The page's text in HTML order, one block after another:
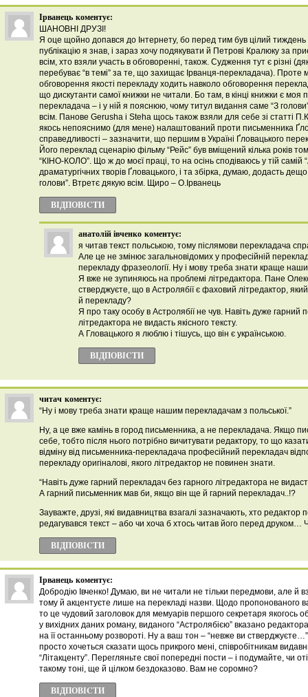
Ірванець коментує:
ШАНОВНІ ДРУЗІ!
Я оце щойно допався до Інтернету, бо перед тим був цілий тиждень
публікацію я знав, і зараз хочу подякувати й Петрові Кралюку за
всім, хто взяли участь в обговоренні, також. Судження тут є різні
перебуває “в темі” за те, що захищає Ірванця-перекладача). Проте
обговорення якості перекладу ходить навколо обговорення
що дискутанти самої книжки не читали. Бо там, в кінці книжки є моя
перекладача – і у ній я пояснюю, чому титул видання саме “З
всім. Панове Gerusha і Steha щось також взяли для себе зі статті
якось непояснимо (для мене) налаштований проти письменника
справедливості – зазначити, що першим в Україні Ґловацького
Його переклад сценарію фільму “Рейс” був вміщений кілька років
“КІНО-КОЛО”. Що ж до моєї праці, то на осінь сподіваюсь у тій самій
драматургічних творів Ґловацького, і та збірка, думаю, додасть
голови”. Втретє дякую всім. Щиро – О.Ірванець
ВІДПОВІCТИ
анатолій івченко коментує:
я читав текст польською, тому післямови перекладача
Але це не змінює загальновідомих у професійній
перекладу фразеології. Ну і мову треба знати краще
Я вже не зупиняюсь на проблемі літредактора. Пане
стверджуєте, що в Астролябії є фаховий літредактор,
й перекладу?
Я про таку особу в Астролябії не чув. Навіть дуже гарний
літредактора не видасть якісного тексту.
А Гловацького я люблю і тішусь, що він є українською.
ВІДПОВІCТИ
читач коментує:
“Ну і мову треба знати краще нашим перекладачам з польської.”
Ну, а це вже камінь в город письменника, а не перекладача. Якщо
себе, тобто після нього потрібно вичитувати редактору, то що
відміну від письменника-перекладача професійний перекладач
перекладу оригіналові, якого літредактор не повинен знати.
“Навіть дуже гарний перекладач без гарного літредактора не
А гарний письменник мав би, якщо він ще й гарний перекладач..!?
Зауважте, друзі, які видавництва взагалі зазначають, хто редактор
редагувався текст – або чи хоча б хтось читав його перед
ВІДПОВІCТИ
Ірванець коментує:
Добродію Івченко! Думаю, ви не читали не тільки передмови, але й
тому й акцентуєте лише на перекладі назви. Щодо пропонованого
то це чудовий заголовок для мемуарів першого секретаря якогось
у вихідних даних роману, виданого “Астролябією” вказано
на її останньому розвороті. Ну а ваш тон – “невже ви
просто хочеться сказати щось прикрого мені, співробітникам
“Літакценту”. Перегляньте свої попередні пости – і подумайте, чи
такому тоні, ще й цілком бездоказово. Вам не соромно?
ВІДПОВІCТИ